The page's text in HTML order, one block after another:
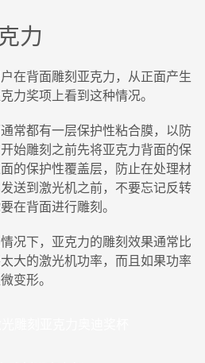
力
在背面雕刻亚克力，从正面产生
力奖项上看到这种情况。
常都有一层保护性粘合膜，以防
始雕刻之前先将亚克力背面的保
的保护性覆盖层，防止在处理材
送到激光机之前，不要忘记反转
在背面进行雕刻。
况下，亚克力的雕刻效果通常比
大的激光机功率，而且如果功率
变形。